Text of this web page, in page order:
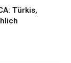
Türkis,